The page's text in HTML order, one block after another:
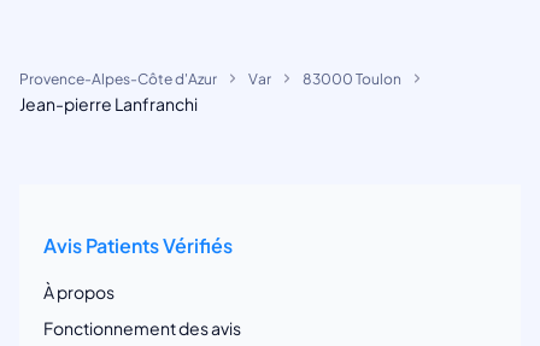
Provence-Alpes-Côte d'Azur Var 83000 Toulon
Jean-pierre Lanfranchi
Avis Patients Vérifiés
À propos
Fonctionnement des avis